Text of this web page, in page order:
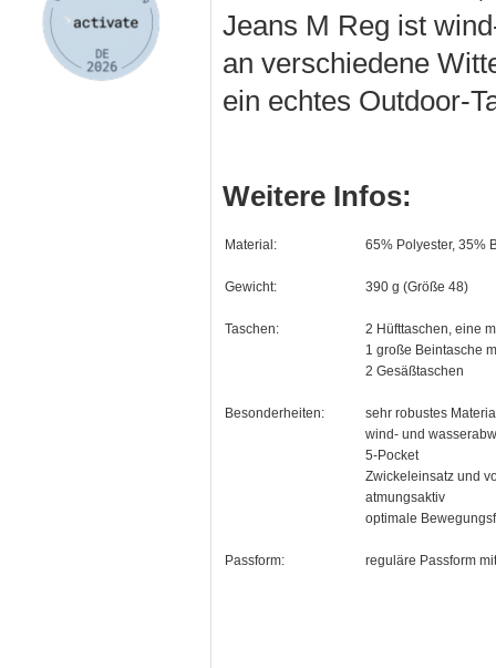
Jeans M Reg ist
an verschiedene
ein echtes Outdoor-
Weitere Infos:
Material: 65% Polyester, 35%
Gewicht: 390 g (Größe 48)
Taschen:
2 Hüfttaschen, eine
1 große Beintasche
2 Gesäßtaschen
Besonderheiten:
sehr robustes
wind- und
5-Pocket
Zwickeleinsatz und
atmungsaktiv
optimale
Passform: reguläre Passform